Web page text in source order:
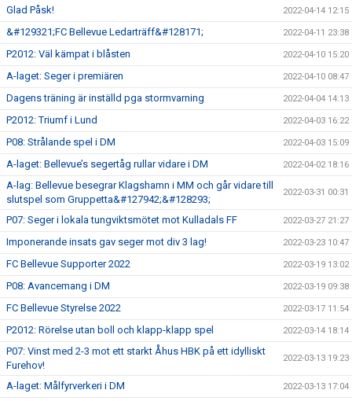
Glad Påsk! 2022-04-14 12:15
&#129321;FC Bellevue Ledarträff&#128171; 2022-04-11 23:38
P2012: Väl kämpat i blåsten 2022-04-10 15:20
A-laget: Seger i premiären 2022-04-10 08:47
Dagens träning är inställd pga stormvarning 2022-04-04 14:13
P2012: Triumf i Lund 2022-04-03 16:22
P08: Strålande spel i DM 2022-04-03 15:09
A-laget: Bellevue’s segertåg rullar vidare i DM 2022-04-02 18:16
A-lag: Bellevue besegrar Klagshamn i MM och går vidare till
slutspel som Gruppetta&#127942;&#128293;
2022-03-31 00:31
P07: Seger i lokala tungviktsmötet mot Kulladals FF 2022-03-27 21:27
Imponerande insats gav seger mot div 3 lag! 2022-03-23 10:47
FC Bellevue Supporter 2022 2022-03-19 13:02
P08: Avancemang i DM 2022-03-19 09:38
FC Bellevue Styrelse 2022 2022-03-17 11:54
P2012: Rörelse utan boll och klapp-klapp spel 2022-03-14 18:14
P07: Vinst med 2-3 mot ett starkt Åhus HBK på ett idylliskt
Furehov!
2022-03-13 19:23
A-laget: Målfyrverkeri i DM 2022-03-13 17:04